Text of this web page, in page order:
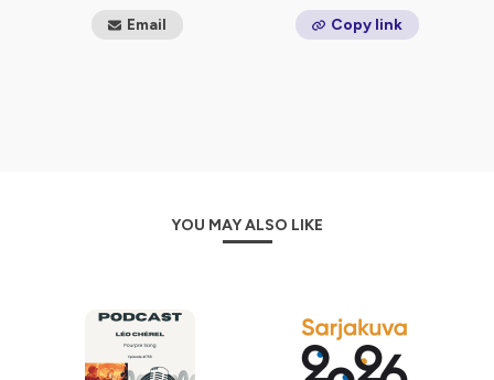
Email Copy link
YOU MAY ALSO LIKE